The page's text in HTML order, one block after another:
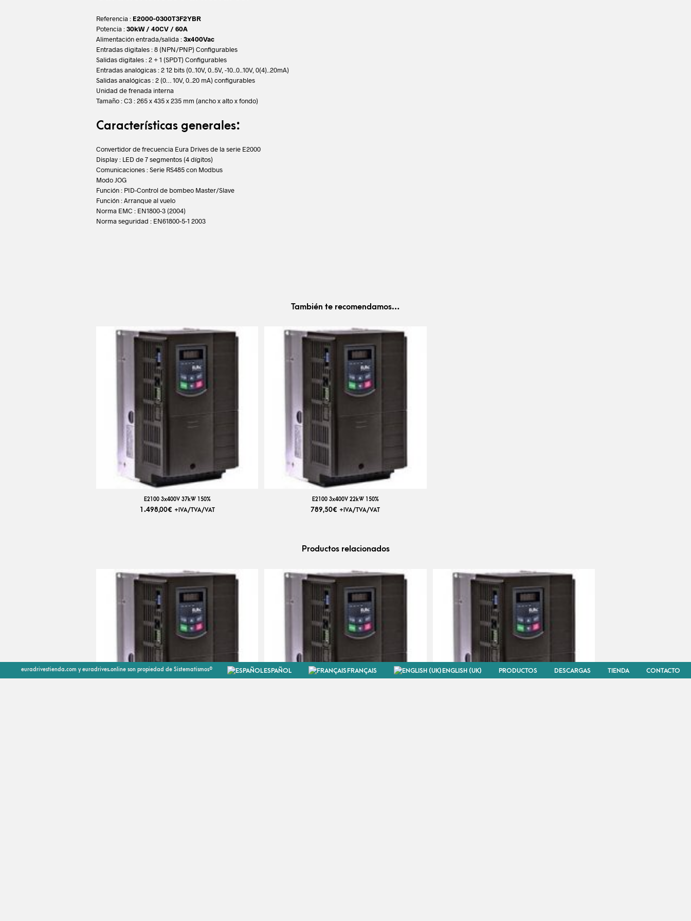
Referencia : E2000-0300T3F2YBR
Potencia :30kW / 40CV / 60A
Alimentación entrada/salida :3x400Vac
Entradas digitales : 8 (NPN/PNP) Configurables
Salidas digitales : 2 + 1 (SPDT) Configurables
Entradas analógicas : 2 12 bits (0..10V, 0..5V, -10..0..10V, 0(4)..20mA)
Salidas analógicas : 2 (0… 10V, 0..20 mA) configurables
Unidad de frenada interna
Tamaño : C3 : 265 x 435 x 235 mm (ancho x alto x fondo)
Características generales:
Convertidor de frecuencia Eura Drives de la serie E2000
Display : LED de 7 segmentos (4 dígitos)
Comunicaciones : Serie RS485 con Modbus
Modo JOG
Función : PID-Control de bombeo Master/Slave
Función : Arranque al vuelo
Norma EMC : EN1800-3 (2004)
Norma seguridad : EN61800-5-1 2003
También te recomendamos…
E2100 3x400V 37kW 150%
1.498,00€ +IVA/TVA/VAT
E2100 3x400V 22kW 150%
789,50€ +IVA/TVA/VAT
Productos relacionados
euradrivestienda.com y euradrives.online son propiedad de Sistematismos® ESPAÑOL FRANÇAIS ENGLISH (UK) PRODUCTOS DESCARGAS TIENDA CONTACTO